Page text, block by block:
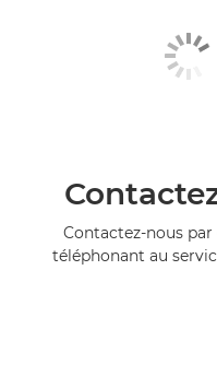
Contactez-nous
téléphonant au